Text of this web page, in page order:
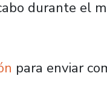
durante el
de Innovación
para enviar